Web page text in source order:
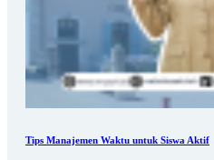
Tips Manajemen Waktu untuk Siswa Aktif